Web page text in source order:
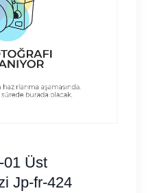
01 Üst
Jp-fr-424